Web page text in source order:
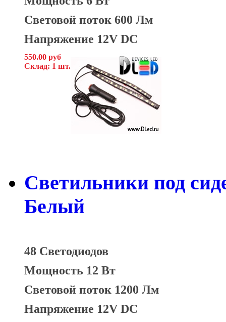
Световой поток 600 Лм
Напряжение 12V DC
550.00 руб
Склад: 1 шт.
Светильники под
Белый
48 Светодиодов
Мощность 12 Вт
Световой поток 1200 Лм
Напряжение 12V DC